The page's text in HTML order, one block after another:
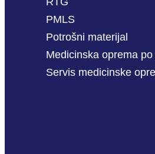
PMLS
Potrošni materijal
Medicinska oprema
Servis medicinske